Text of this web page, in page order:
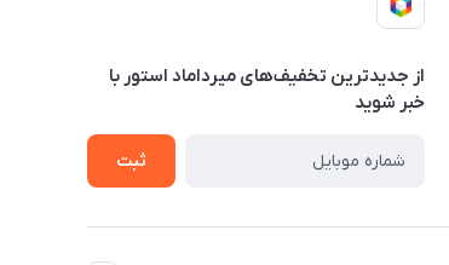
از جدید‌ترین تخفیف‌های میرداماد استور با‌
خبر شوید
ثبت